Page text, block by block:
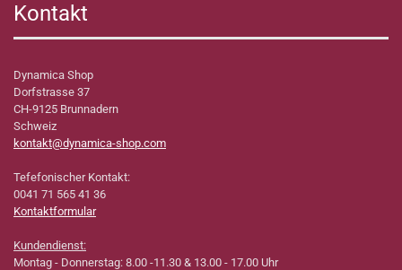
Kontakt
Dynamica Shop
Dorfstrasse 37
CH-9125 Brunnadern
Schweiz
kontakt@dynamica-shop.com
Tefefonischer Kontakt:
0041 71 565 41 36
Kontaktformular
Kundendienst:
Montag - Donnerstag: 8.00 -11.30 & 13.00 - 17.00 Uhr